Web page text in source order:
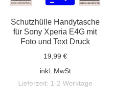
Schutzhülle Handytasche
für Sony Xperia E4G mit
Foto und Text Druck
19,99 €
inkl. MwSt
Lieferzeit: 1-2 Werktage